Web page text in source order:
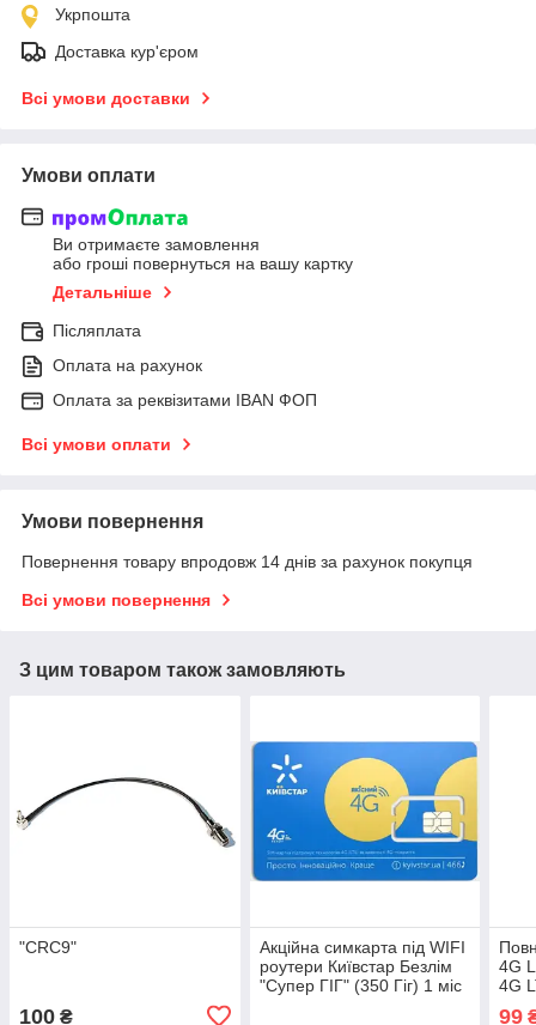
Укрпошта
Доставка кур'єром
Всі умови доставки
Умови оплати
Ви отримаєте замовлення
або гроші повернуться на вашу картку
Детальніше
Післяплата
Оплата на рахунок
Оплата за реквізитами IBAN ФОП
Всі умови оплати
Умови повернення
Повернення товару впродовж 14 днів за рахунок покупця
Всі умови повернення
З цим товаром також замовляють
"CRC9"
100 ₴
Акційна симкарта під WIFI
роутери Київстар Безлім
"Супер ГІГ" (350 Гіг) 1 міс
4G
4G
99